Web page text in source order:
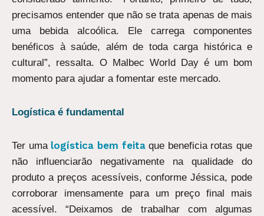
precisamos entender que não se trata apenas de mais
uma bebida alcoólica. Ele carrega componentes
benéficos à saúde, além de toda carga histórica e
cultural”, ressalta. O Malbec World Day é um bom
momento para ajudar a fomentar este mercado.
Logística é fundamental
Ter uma logística bem feitaque beneficia rotas que
não influenciarão negativamente na qualidade do
produto a preços acessíveis, conforme Jéssica, pode
corroborar imensamente para um preço final mais
acessível. “Deixamos de trabalhar com algumas